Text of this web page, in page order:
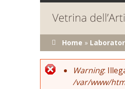
Tu sei qui
Home »
Error
Warning:
/var/www/